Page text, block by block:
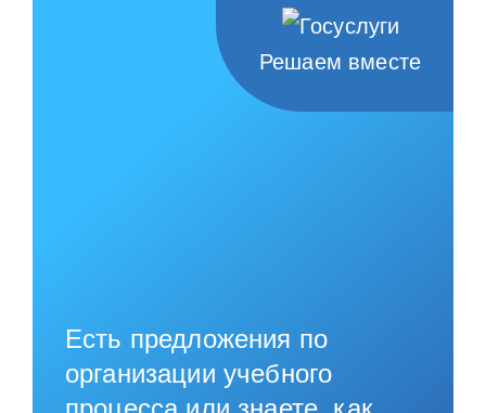
Решаем вместе
Есть предложения по
организации учебного